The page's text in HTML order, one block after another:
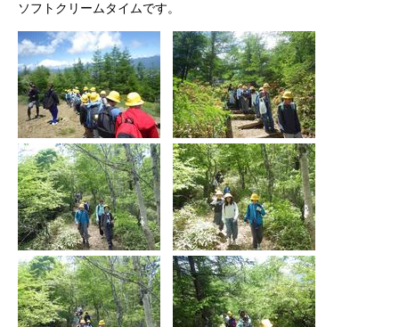
ソフトクリームタイムです。